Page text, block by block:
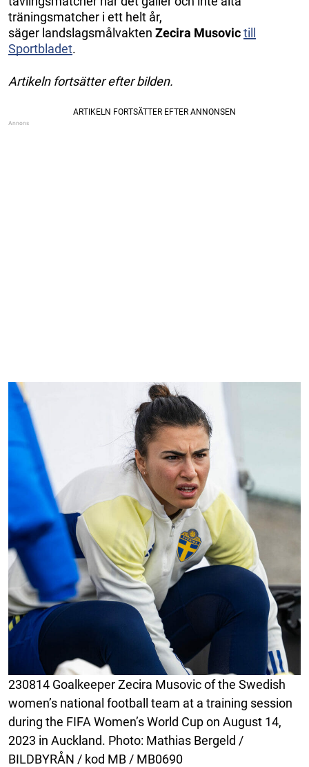
träningsmatcher i ett helt år,
säger landslagsmålvakten Zecira Musovictill
Sportbladet.
Artikeln fortsätter efter bilden.
230814 Goalkeeper Zecira Musovic of the Swedish
women’s national football team at a training session
during the FIFA Women’s World Cup on August 14,
2023 in Auckland. Photo: Mathias Bergeld /
BILDBYRÅN / kod MB / MB0690